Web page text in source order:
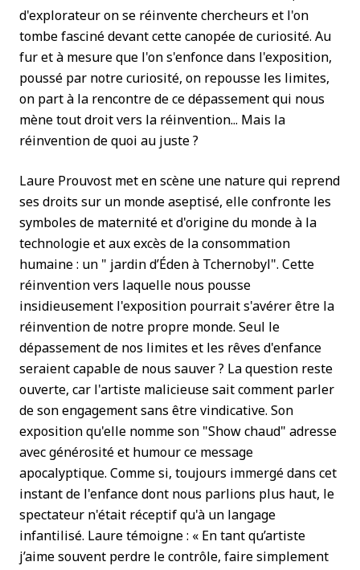
d'explorateur on se réinvente chercheurs et l'on
tombe fasciné devant cette canopée de curiosité. Au
fur et à mesure que l'on s'enfonce dans l'exposition,
poussé par notre curiosité, on repousse les limites,
on part à la rencontre de ce dépassement qui nous
mène tout droit vers la réinvention... Mais la
réinvention de quoi au juste ?
Laure Prouvost met en scène une nature qui reprend
ses droits sur un monde aseptisé, elle confronte les
symboles de maternité et d'origine du monde à la
technologie et aux excès de la consommation
humaine : un " jardin d’Éden à Tchernobyl". Cette
réinvention vers laquelle nous pousse
insidieusement l'exposition pourrait s'avérer être la
réinvention de notre propre monde. Seul le
dépassement de nos limites et les rêves d'enfance
seraient capable de nous sauver ? La question reste
ouverte, car l'artiste malicieuse sait comment parler
de son engagement sans être vindicative. Son
exposition qu'elle nomme son "Show chaud" adresse
avec générosité et humour ce message
apocalyptique. Comme si, toujours immergé dans cet
instant de l'enfance dont nous parlions plus haut, le
spectateur n'était réceptif qu'à un langage
infantilisé. Laure témoigne : « En tant qu’artiste
j’aime souvent perdre le contrôle, faire simplement